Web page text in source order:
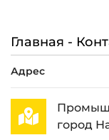
Главная -
Адрес
город